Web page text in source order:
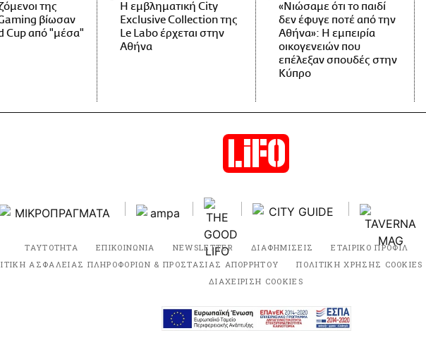
της
βίωσαν
Cup από "μέσα"
Η εμβληματική City
Exclusive Collection της
Le Labo έρχεται στην
Αθήνα
«Νιώσαμε ότι το παιδί
δεν έφυγε ποτέ από την
Αθήνα»: Η εμπειρία
οικογενειών που
επέλεξαν σπουδές στην
Κύπρο
ΤΑΥΤΟΤΗΤΑ ΕΠΙΚΟΙΝΩΝΙΑ NEWSLETTER ΔΙΑΦΗΜΙΣΕΙΣ ΕΤΑΙΡΙΚΟ ΠΡΟΦΙΛ
ΑΣΦΑΛΕΙΑΣ ΠΛΗΡΟΦΟΡΙΩΝ & ΠΡΟΣΤΑΣΙΑΣ ΑΠΟΡΡΗΤΟΥ
ΠΟΛΙΤΙΚΗ ΧΡΗΣΗΣ COOKIES
ΔΙΑΧΕΙΡΙΣΗ COOKIES